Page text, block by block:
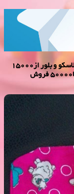
نمایندگی پلاسكو وبلورعزیزی در اهواز - حراجی پلاسکو و بلور از15000